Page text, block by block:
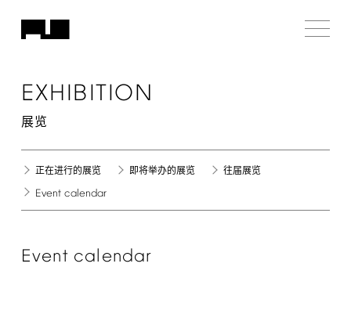
EXHIBITION
展览
正在进行的展览 即将举办的展览 往届展览
Event calendar
Event calendar